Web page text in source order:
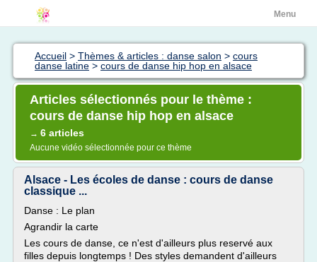
Menu
Accueil > Thèmes & articles : danse salon > cours
danse latine > cours de danse hip hop en alsace
Articles sélectionnés pour le thème :
cours de danse hip hop en alsace
→ 6 articles
Aucune vidéo sélectionnée pour ce thème
Alsace - Les écoles de danse : cours de danse
classique ...
Danse : Le plan
Agrandir la carte
Les cours de danse, ce n'est d'ailleurs plus reservé aux
filles depuis longtemps ! Des styles demandent d'ailleurs